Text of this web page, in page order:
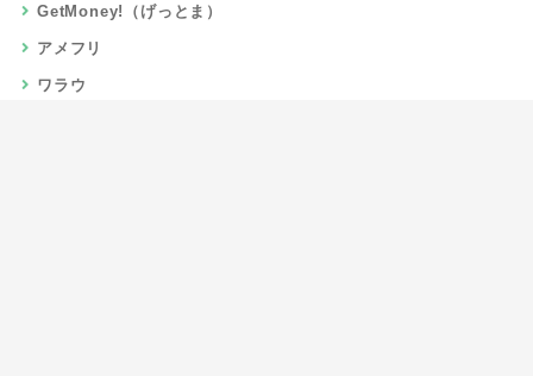
GetMoney!（げっとま）
アメフリ
ワラウ